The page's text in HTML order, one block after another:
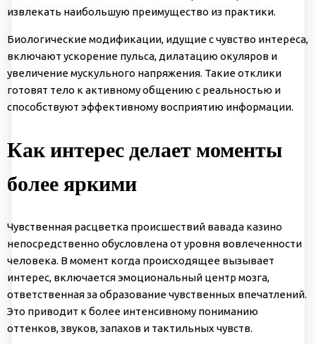
извлекать наибольшую преимущество из практики.
Биологические модификации, идущие с чувство интереса,
включают ускорение пульса, дилатацию окуляров и
увеличение мускульного напряжения. Такие отклики
готовят тело к активному общению с реальностью и
способствуют эффективному восприятию информации.
Как интерес делает моменты
более яркими
Чувственная расцветка происшествий вавада казино
непосредственно обусловлена от уровня вовлеченности
человека. В момент когда происходящее вызывает
интерес, включается эмоциональный центр мозга,
ответственная за образование чувственных впечатлений.
Это приводит к более интенсивному пониманию
оттенков, звуков, запахов и тактильных чувств.